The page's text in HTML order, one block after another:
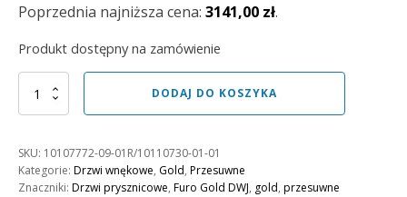
wynosiła:
3490,00 zł.
wynosi:
3141,00 zł.
Poprzednia najniższa cena: 3141,00 zł.
Produkt dostępny na zamówienie
ilość
150
prawe
DODAJ DO KOSZYKA
SKU: 10107772-09-01R/10110730-01-01
Kategorie: Drzwi wnękowe, Gold, Przesuwne
Znaczniki: Drzwi prysznicowe, Furo Gold DWJ, gold, przesuwne